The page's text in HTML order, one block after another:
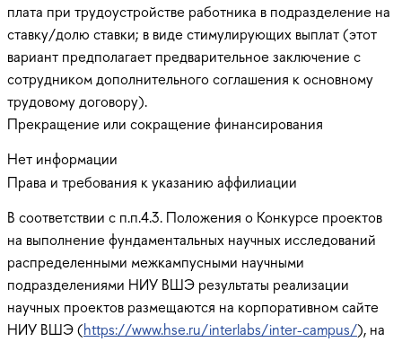
плата при трудоустройстве работника в подразделение на
ставку/долю ставки; в виде стимулирующих выплат (этот
вариант предполагает предварительное заключение с
сотрудником дополнительного соглашения к основному
трудовому договору).
Прекращение или сокращение финансирования
Нет информации
Права и требования к указанию аффилиации
В соответствии с п.п.4.3. Положения о Конкурсе проектов
на выполнение фундаментальных научных исследований
распределенными межкампусными научными
подразделениями НИУ ВШЭ результаты реализации
научных проектов размещаются на корпоративном сайте
НИУ ВШЭ (https://www.hse.ru/interlabs/inter-campus/), на